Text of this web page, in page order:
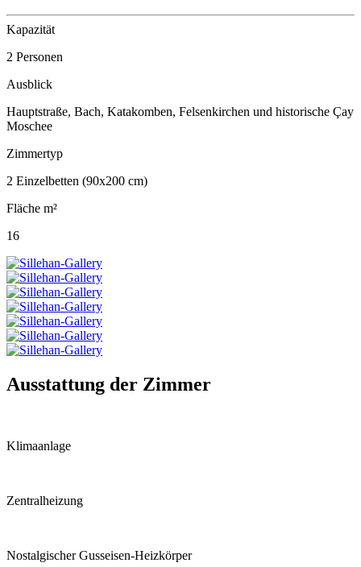
Kapazität
2 Personen
Ausblick
Hauptstraße, Bach, Katakomben, Felsenkirchen und historische Çay
Moschee
Zimmertyp
2 Einzelbetten (90x200 cm)
Fläche m²
16
Ausstattung der Zimmer
Klimaanlage
Zentralheizung
Nostalgischer Gusseisen-Heizkörper